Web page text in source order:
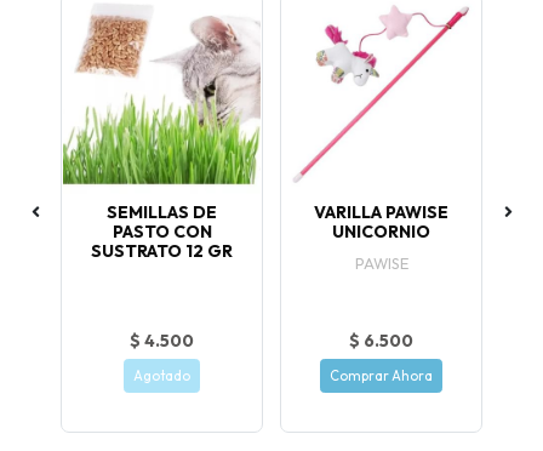
SEMILLAS DE
PASTO CON
SUSTRATO 12 GR
$ 4.500
Agotado
VARILLA PAWISE
UNICORNIO
PAWISE
$ 6.500
Comprar Ahora